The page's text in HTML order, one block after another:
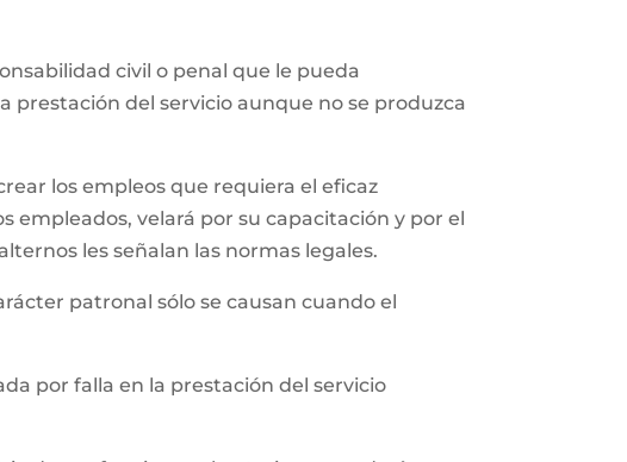
civil o penal que le pueda
del servicio aunque no se produzca
los empleos que requiera el eficaz
empleados, velará por su capacitación y por el
les señalan las normas legales.
patronal sólo se causan cuando el
por falla en la prestación del servicio